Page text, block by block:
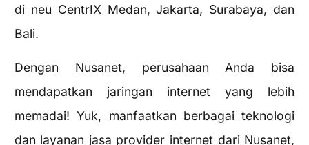
di neu CentrIX Medan, Jakarta, Surabaya, dan
Bali.
Dengan Nusanet, perusahaan Anda bisa
mendapatkan jaringan internet yang lebih
memadai! Yuk, manfaatkan berbagai teknologi
dan layanan jasa provider internet dari Nusanet,